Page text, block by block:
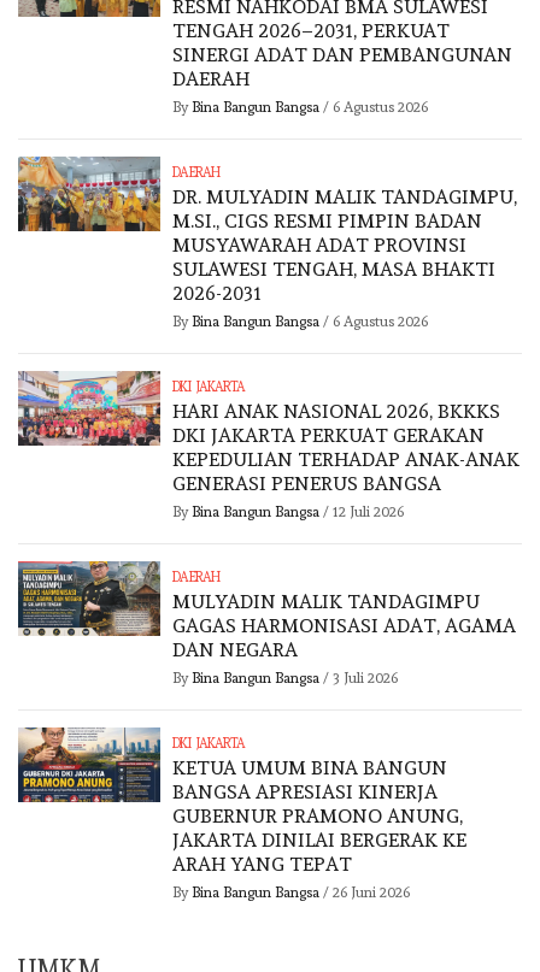
RESMI NAHKODAI BMA SULAWESI
TENGAH 2026–2031, PERKUAT
SINERGI ADAT DAN PEMBANGUNAN
DAERAH
By Bina Bangun Bangsa / 6 Agustus 2026
DAERAH
DR. MULYADIN MALIK TANDAGIMPU,
M.SI., CIGS RESMI PIMPIN BADAN
MUSYAWARAH ADAT PROVINSI
SULAWESI TENGAH, MASA BHAKTI
2026-2031
By Bina Bangun Bangsa / 6 Agustus 2026
DKI JAKARTA
HARI ANAK NASIONAL 2026, BKKKS
DKI JAKARTA PERKUAT GERAKAN
KEPEDULIAN TERHADAP ANAK-ANAK
GENERASI PENERUS BANGSA
By Bina Bangun Bangsa / 12 Juli 2026
DAERAH
MULYADIN MALIK TANDAGIMPU
GAGAS HARMONISASI ADAT, AGAMA
DAN NEGARA
By Bina Bangun Bangsa / 3 Juli 2026
DKI JAKARTA
KETUA UMUM BINA BANGUN
BANGSA APRESIASI KINERJA
GUBERNUR PRAMONO ANUNG,
JAKARTA DINILAI BERGERAK KE
ARAH YANG TEPAT
By Bina Bangun Bangsa / 26 Juni 2026